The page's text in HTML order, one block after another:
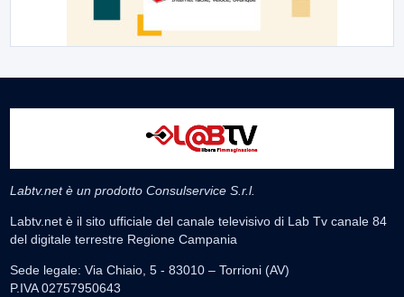
Labtv.net è un prodotto Consulservice S.r.l.
Labtv.net è il sito ufficiale del canale televisivo di Lab Tv canale 84
del digitale terrestre Regione Campania
Sede legale: Via Chiaio, 5 - 83010 – Torrioni (AV)
P.IVA 02757950643